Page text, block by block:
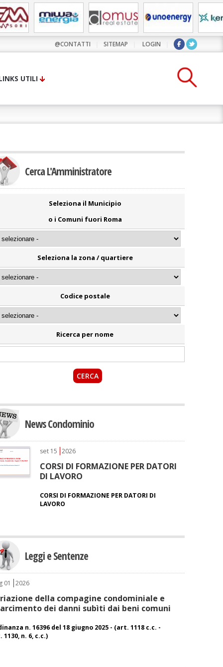
@CONTATTI SITEMAP LOGIN
UTILI
Cerca L'Amministratore
Seleziona il Municipio
o i Comuni fuori Roma
Seleziona la zona / quartiere
Codice postale
Ricerca per nome
News Condominio
set 15 2026
CORSI DI FORMAZIONE PER DATORI
DI LAVORO
CORSI DI FORMAZIONE PER DATORI DI
LAVORO
Leggi e Sentenze
01 2026
della compagine condominiale e
dei danni subìti dai beni comuni
n. 16396 del 18 giugno 2025 - (art. 1118 c.c. -
1130, n. 6, c.c.)